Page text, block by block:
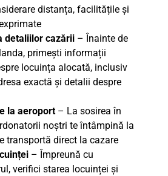
distanța, facilitățile și
detaliilor cazării – Înainte de
primești informații
locuința alocată, inclusiv
exactă și detalii despre
la aeroport – La sosirea în
noștri te întâmpină la
transportă direct la cazare
– Împreună cu
verifici starea locuinței și